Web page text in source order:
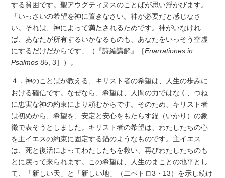
する貧困です。聖アウグティヌスのことばが思い浮かびます。
「いっさいの希望を神に置きなさい。神が必要だと感じなさ
い。それは、神によって満たされるためです。神がいなけれ
ば、あなたが所有するいかなるものも、あなたをいっそう空虚
にするだけだからです」（『詩編講解』［Enarrationes in
Psalmos 85, 3］）。
４．神のことばが教える、キリスト者の希望は、人生の歩みに
おける確信です。なぜなら、希望は、人間の力ではなく、つね
に忠実な神の約束により頼むからです。そのため、キリスト者
は初めから、希望を、安定と安心をもたらす錨（いかり）の象
徴で表そうとしました。キリスト者の希望は、わたしたちの心
を主イエスの約束に固定する錨のようなものです。主イエス
は、死と復活によってわたしたちを救い、再びわたしたちのも
とに戻って来られます。この希望は、人生のまことの地平とし
て、「新しい天」と「新しい地」（二ペトロ3・13）を示し続け